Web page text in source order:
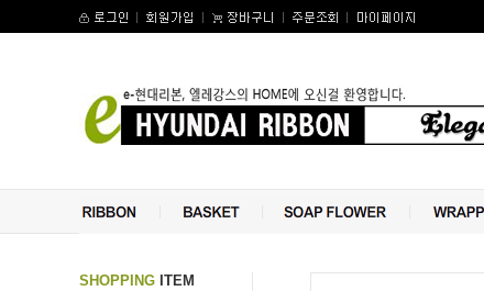
SHOPPING ITEM